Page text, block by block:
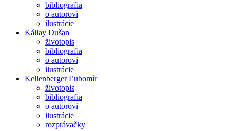
bibliografia
o autorovi
ilustrácie
Kállay Dušan
životopis
bibliografia
o autorovi
ilustrácie
Kellenberger Ľubomír
životopis
bibliografia
o autorovi
ilustrácie
rozprávačky